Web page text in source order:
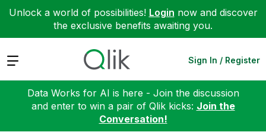
Unlock a world of possibilities! Login now and discover
the exclusive benefits awaiting you.
Expand Sign In / Register
Data Works for AI is here - Join the discussion
and enter to win a pair of Qlik kicks: Join the
Conversation!